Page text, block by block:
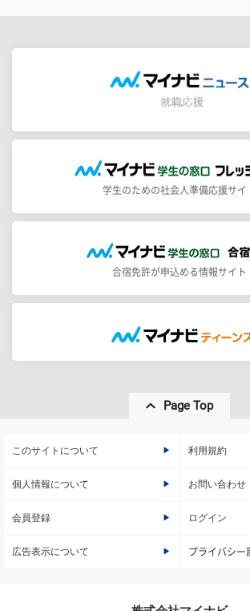
学生のための社会人準備応援サイ
合宿免許が申込める情報サイト
Page Top
このサイトについて 利用規約
個人情報について お問い合わせ
会員登録 ログイン
広告表示について プライバシー